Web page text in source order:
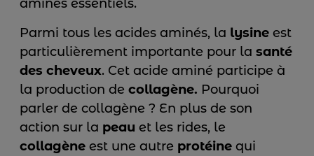
aminés essentiels.
Parmi tous les acides aminés, la lysine est
particulièrement importante pour la santé
des cheveux. Cet acide aminé participe à
la production de collagène. Pourquoi
parler de collagène ? En plus de son
action sur la peau et les rides, le
collagène est une autre protéine qui